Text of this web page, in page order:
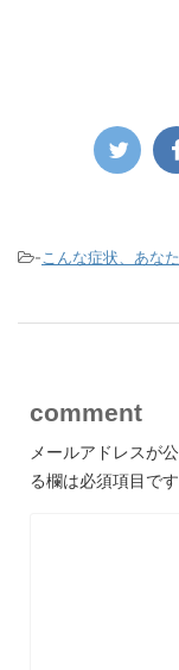
- こんな症状、あな
comment
メールアドレスが
る欄は必須項目です